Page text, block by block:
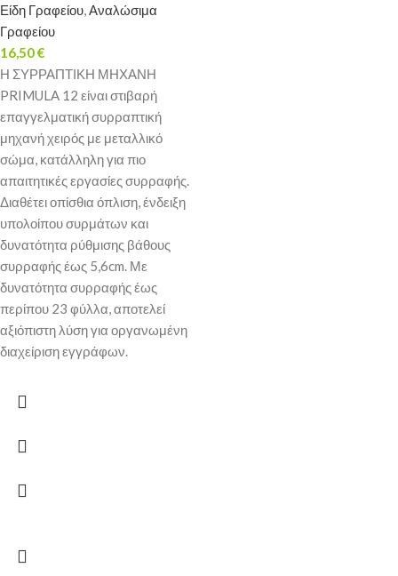
Είδη Γραφείου,Αναλώσιμα
Γραφείου
16,50€
Η ΣΥΡΡΑΠΤΙΚΗ ΜΗΧΑΝΗ
PRIMULA 12 είναι στιβαρή
επαγγελματική συρραπτική
μηχανή χειρός με μεταλλικό
σώμα, κατάλληλη για πιο
απαιτητικές εργασίες συρραφής.
Διαθέτει οπίσθια όπλιση, ένδειξη
υπολοίπου συρμάτων και
δυνατότητα ρύθμισης βάθους
συρραφής έως 5,6cm. Με
δυνατότητα συρραφής έως
περίπου 23 φύλλα, αποτελεί
αξιόπιστη λύση για οργανωμένη
διαχείριση εγγράφων.